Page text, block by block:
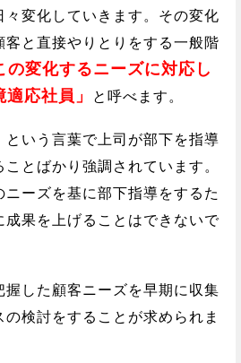
々変化していきます。その変化
客と直接やりとりをする一般階
の変化するニーズに対応し
応社員」
と呼べます。
いう言葉で上司が部下を指導
とばかり強調されています。
ニーズを基に部下指導をするた
成果を上げることはできないで
握した顧客ニーズを早期に収集
の検討をすることが求められま